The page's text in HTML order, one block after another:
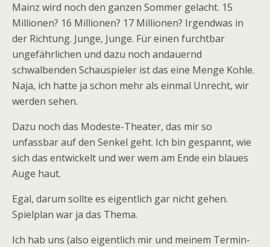
Mainz wird noch den ganzen Sommer gelacht. 15
Millionen? 16 Millionen? 17 Millionen? Irgendwas in
der Richtung. Junge, Junge. Für einen furchtbar
ungefährlichen und dazu noch andauernd
schwalbenden Schauspieler ist das eine Menge Kohle.
Naja, ich hatte ja schon mehr als einmal Unrecht, wir
werden sehen.
Dazu noch das Modeste-Theater, das mir so
unfassbar auf den Senkel geht. Ich bin gespannt, wie
sich das entwickelt und wer wem am Ende ein blaues
Auge haut.
Egal, darum sollte es eigentlich gar nicht gehen.
Spielplan war ja das Thema.
Ich hab uns (also eigentlich mir und meinem Termin-